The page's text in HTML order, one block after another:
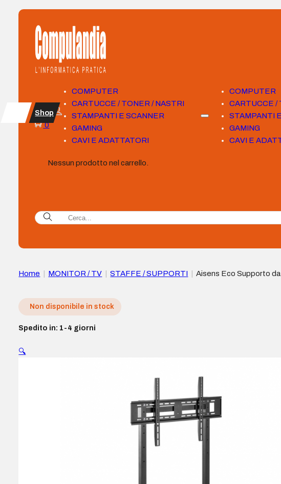
COMPUTER
CARTUCCE / TONER / NASTRI
STAMPANTI E SCANNER
GAMING
CAVI E ADATTATORI
COMPUTER
CARTUCCE /
STAMPANTI
GAMING
CAVI E
Shop
0
Nessun prodotto nel carrello.
Home MONITOR / TV STAFFE / SUPPORTI
Aisens Eco Supporto
Non disponibile in stock
Spedito in: 1-4 giorni
🔍